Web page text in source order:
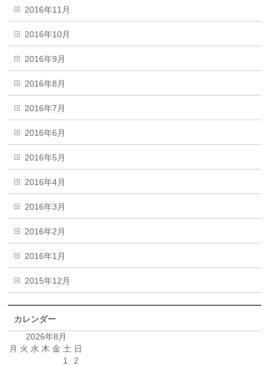
2016年11月
2016年10月
2016年9月
2016年8月
2016年7月
2016年6月
2016年5月
2016年4月
2016年3月
2016年2月
2016年1月
2015年12月
カレンダー
2026年8月
月 火 水 木 金 土 日
1
2